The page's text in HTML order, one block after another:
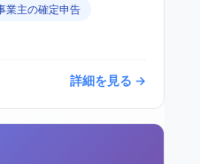
業主の確定申告
詳細を見る →